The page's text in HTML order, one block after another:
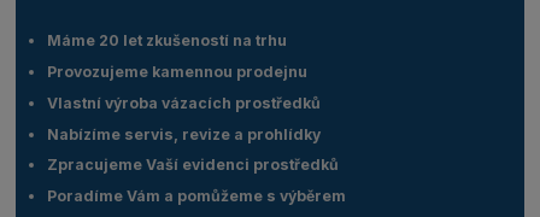
Máme 20 let zkušeností na trhu
Provozujeme kamennou prodejnu
Vlastní výroba vázacích prostředků
Nabízíme servis, revize a prohlídky
Zpracujeme Vaší evidenci prostředků
Poradíme Vám a pomůžeme s výběrem